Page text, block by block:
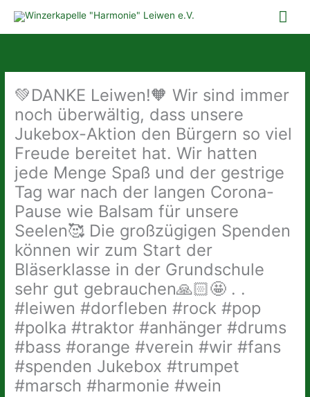
Inhalt
springen
💚DANKE Leiwen!🧡 Wir sind immer
noch überwältig, dass unsere
Jukebox-Aktion den Bürgern so viel
Freude bereitet hat. Wir hatten
jede Menge Spaß und der gestrige
Tag war nach der langen Corona-
Pause wie Balsam für unsere
Seelen🥰 Die großzügigen Spenden
können wir zum Start der
Bläserklasse in der Grundschule
sehr gut gebrauchen🙏🏻🤩 . .
#leiwen #dorfleben #rock #pop
#polka #traktor #anhänger #drums
#bass #orange #verein #wir #fans
#spenden Jukebox #trumpet
#marsch #harmonie #wein